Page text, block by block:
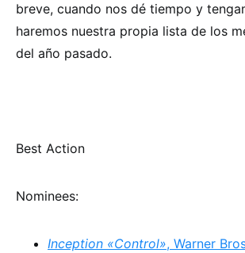
breve, cuando nos dé tiempo y
haremos nuestra propia lista de los
del año pasado.
Best Action
Nominees:
Inception «Control», Warner